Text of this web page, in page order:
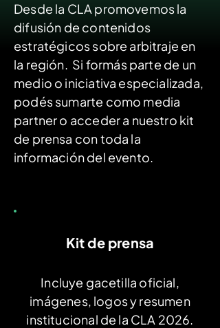
Desde la CLA promovemos la
difusión de contenidos
estratégicos sobre arbitraje en
la región. Si formás parte de un
medio o iniciativa especializada,
podés sumarte como media
partner o acceder a nuestro kit
de prensa con toda la
información del evento.
Kit de prensa
Incluye gacetilla oficial,
imágenes, logos y resumen
institucional de la CLA 2026.